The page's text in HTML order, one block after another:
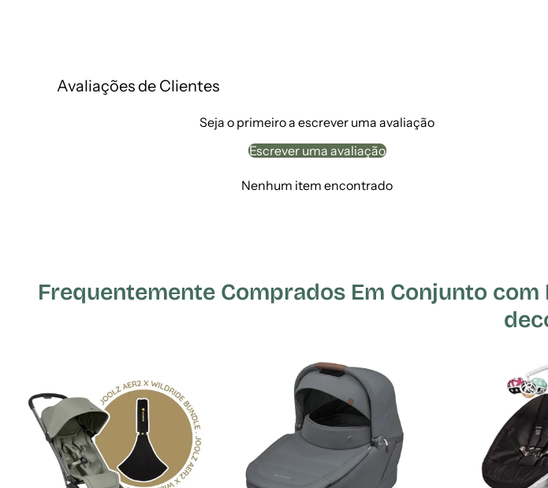
Avaliações de Clientes
Seja o primeiro a escrever uma avaliação
Escrever uma avaliação
Nenhum item encontrado
Frequentemente Comprados Em Conjunto